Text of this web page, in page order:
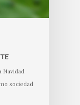
Navidad
sociedad